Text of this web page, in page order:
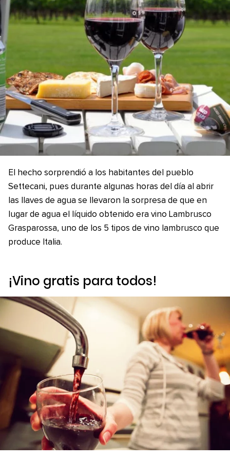
El hecho sorprendió a los habitantes del pueblo
Settecani, pues durante algunas horas del día al abrir
las llaves de agua se llevaron la sorpresa de que en
lugar de agua el líquido obtenido era vino Lambrusco
Grasparossa, uno de los 5 tipos de vino lambrusco que
produce Italia.
¡Vino gratis para todos!